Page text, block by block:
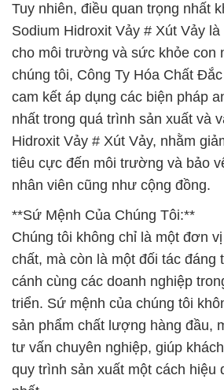
Tuy nhiên, điều quan trọng nhất
Sodium Hidroxit Vảy # Xút Vảy
cho môi trường và sức khỏe con
chúng tôi, Công Ty Hóa Chất
cam kết áp dụng các biện pháp
nhất trong quá trình sản xuất và
Hidroxit Vảy # Xút Vảy, nhằm
tiêu cực đến môi trường và bảo
nhân viên cũng như cộng đồng.
**Sứ Mệnh Của Chúng Tôi:**
Chúng tôi không chỉ là một đơn
chất, mà còn là một đối tác đáng
cánh cùng các doanh nghiệp
triển. Sứ mệnh của chúng tôi
sản phẩm chất lượng hàng đầu,
tư vấn chuyên nghiệp, giúp
quy trình sản xuất một cách hiệu